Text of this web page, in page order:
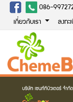
086-
เกี่ยวกับเรา ลงทะ